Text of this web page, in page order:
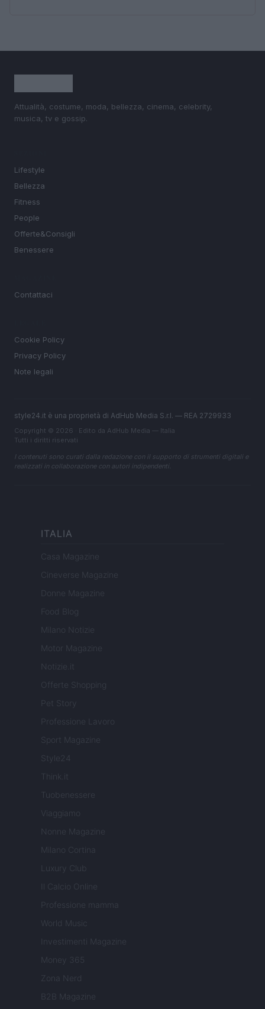
Attualità, costume, moda, bellezza, cinema, celebrity,
musica, tv e gossip.
Lifestyle
Bellezza
Fitness
People
Offerte&Consigli
Benessere
Contattaci
Cookie Policy
Privacy Policy
Note legali
style24.it è una proprietà di AdHub Media S.r.l. — REA 2729933
Copyright © 2026 · Edito da AdHub Media — Italia
Tutti i diritti riservati
I contenuti sono curati dalla redazione con il supporto di strumenti digitali e
realizzati in collaborazione con autori indipendenti.
ITALIA
Casa Magazine
Cineverse Magazine
Donne Magazine
Food Blog
Milano Notizie
Motor Magazine
Notizie.it
Offerte Shopping
Pet Story
Professione Lavoro
Sport Magazine
Style24
Think.it
Tuobenessere
Viaggiamo
Nonne Magazine
Milano Cortina
Luxury Club
Il Calcio Online
Professione mamma
World Music
Investimenti Magazine
Money 365
Zona Nerd
B2B Magazine